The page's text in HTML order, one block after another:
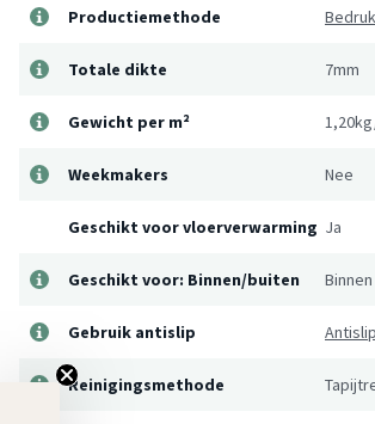
Productiemethode
Totale dikte 7mm
Gewicht per m²
Weekmakers Nee
Geschikt voor vloerverwarming Ja
Geschikt voor: Binnen/buiten Binnen
Gebruik antislip
Reinigingsmethode